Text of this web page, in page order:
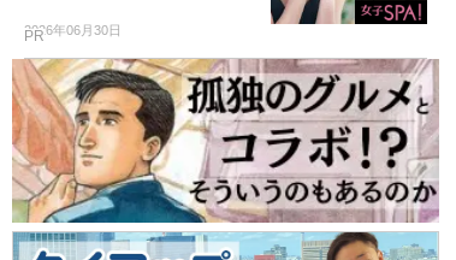
2026年06月30日
PR